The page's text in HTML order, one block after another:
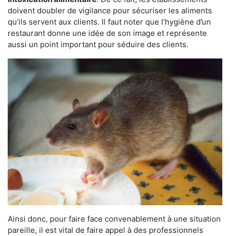
doivent doubler de vigilance pour sécuriser les aliments
qu’ils servent aux clients. Il faut noter que l’hygiène d’un
restaurant donne une idée de son image et représente
aussi un point important pour séduire des clients.
Ainsi donc, pour faire face convenablement à une situation
pareille, il est vital de faire appel à des professionnels